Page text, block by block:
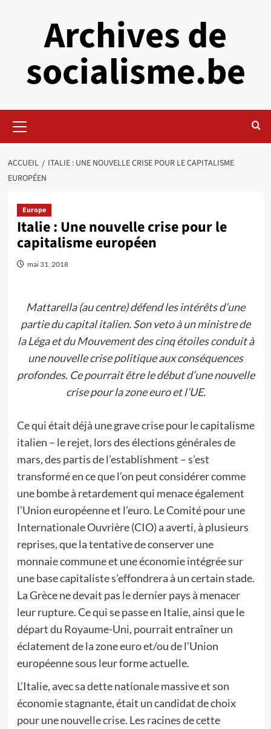
Archives de
socialisme.be
principal
ACCUEIL
ITALIE : UNE NOUVELLE CRISE POUR LE CAPITALISME
EUROPÉEN
Europe
Italie : Une nouvelle crise pour le
capitalisme européen
mai 31, 2018
Mattarella (au centre) défend les intérêts d’une
partie du capital italien. Son veto à un ministre de
la Léga et du Mouvement des cinq étoiles conduit à
une nouvelle crise politique aux conséquences
profondes. Ce pourrait être le début d’une nouvelle
crise pour la zone euro et l’UE.
Ce qui était déjà une grave crise pour le capitalisme
italien – le rejet, lors des élections générales de
mars, des partis de l’establishment – s’est
transformé en ce que l’on peut considérer comme
une bombe à retardement qui menace également
l’Union européenne et l’euro. Le Comité pour une
Internationale Ouvrière (CIO) a averti, à plusieurs
reprises, que la tentative de conserver une
monnaie commune et une économie intégrée sur
une base capitaliste s’effondrera à un certain stade.
La Grèce ne devait pas le dernier pays à menacer
leur rupture. Ce qui se passe en Italie, ainsi que le
départ du Royaume-Uni, pourrait entraîner un
éclatement de la zone euro et/ou de l’Union
européenne sous leur forme actuelle.
L’Italie, avec sa dette nationale massive et son
économie stagnante, était un candidat de choix
pour une nouvelle crise. Les racines de cette